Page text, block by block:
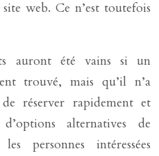
web. Ce n’est toutefois
auront été vains si un
trouvé, mais qu’il n’a
réserver rapidement et
alternatives de
personnes intéressées